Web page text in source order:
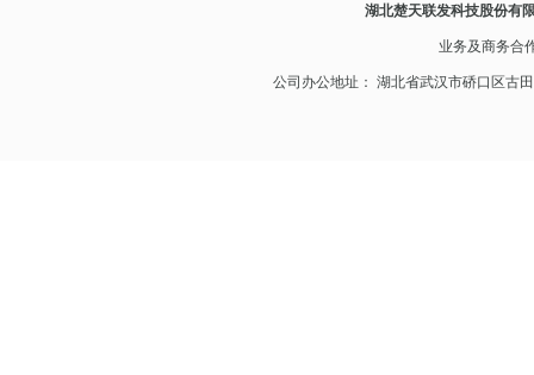
湖北楚天联发科技股份有
业务及商务合
公司办公地址： 湖北省武汉市硚口区古